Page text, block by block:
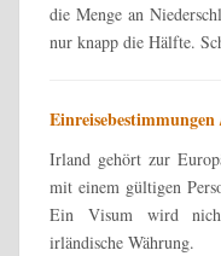
die Menge an
nur knapp die Hälfte.
Einreisebestimmungen
Irland gehört zur
mit einem gültigen
Ein Visum wird
irländische Währung.